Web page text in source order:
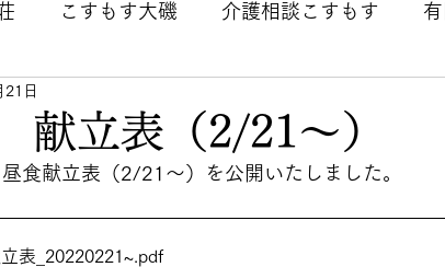
こすもす大磯 介護相談こすもす
立表（2/21～）
21日
食献立表（2/21～）を公開いたしました。
表_20220221~ .pdf